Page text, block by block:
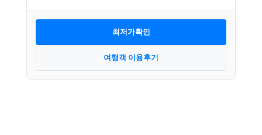
최저가확인
여행객 이용후기